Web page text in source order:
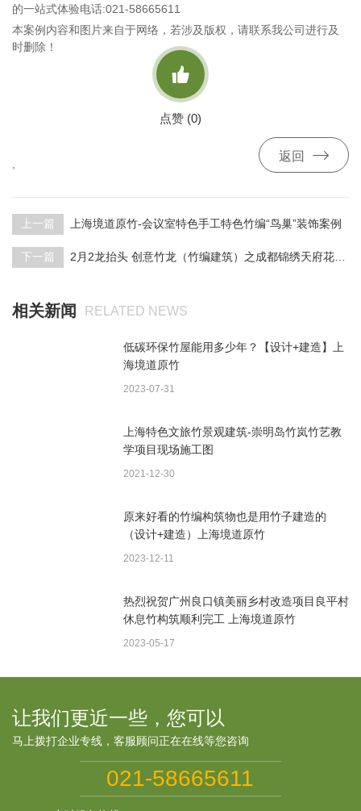
的一站式体验电话:021-58665611
本案例内容和图片来自于网络，若涉及版权，请联系我公司进行及
时删除！

点赞 (0)
,
返回 
上一篇 上海境道原竹-会议室特色手工特色竹编“鸟巢”装饰案例
下一篇 2月2龙抬头 创意竹龙（竹编建筑）之成都锦绣天府花卉公园项目 成为网红打卡基地
相关新闻 RELATED NEWS
低碳环保竹屋能用多少年？【设计+建造】上
海境道原竹
2023-07-31
上海特色文旅竹景观建筑-崇明岛竹岚竹艺教
学项目现场施工图
2021-12-30
原来好看的竹编构筑物也是用竹子建造的
（设计+建造）上海境道原竹
2023-12-11
热烈祝贺广州良口镇美丽乡村改造项目良平村
休息竹构筑顺利完工 上海境道原竹
2023-05-17
让我们更近一些，您可以
马上拨打企业专线，客服顾问正在在线等您咨询
021-58665611